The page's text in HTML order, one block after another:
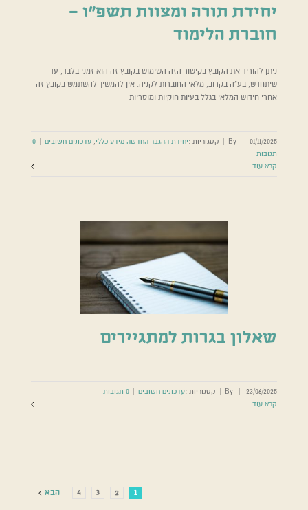
יחידת תורה ומצוות תשפ”ו –
חוברת הלימוד
ניתן להוריד את הקובץ בקישור הזה השימוש בקובץ זה הוא זמני בלבד, עד
שיתחדש, בע"ה בקרוב, מלאי החוברות לקניה. אין להמשיך להשתמש בקובץ זה
אחרי חידוש המלאי בגלל בעיות חוקיות ומוסריות
By | 01/11/2025
| קטגוריות :יחידת ההגבר החדשה מידע כללי, עדכונים חשובים |
0
תגובות
קרא עוד
שאלון בגרות למתגיירים
By 23/06/2025 קטגוריות :עדכונים חשובים
0 תגובות
קרא עוד
1
2
3
4 הבא